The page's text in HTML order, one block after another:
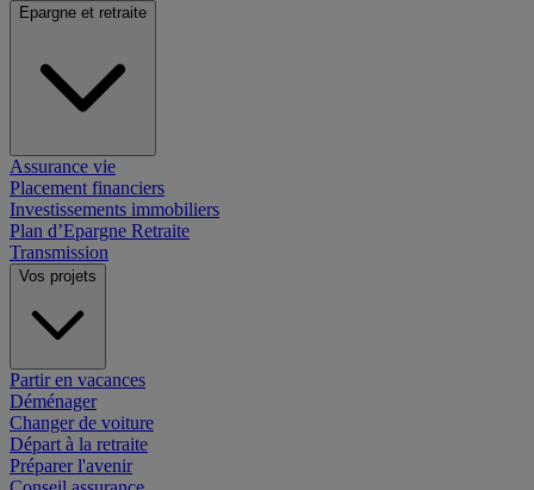
Epargne et retraite
Assurance vie
Placement financiers
Investissements immobiliers
Plan d’Epargne Retraite
Transmission
Vos projets
Partir en vacances
Déménager
Changer de voiture
Départ à la retraite
Préparer l'avenir